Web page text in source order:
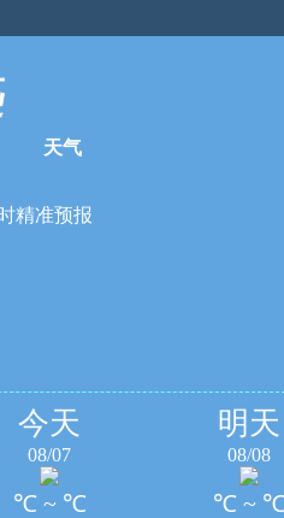
天气
精准预报
今天
08/07
℃ ~ ℃
明天
08/08
℃ ~